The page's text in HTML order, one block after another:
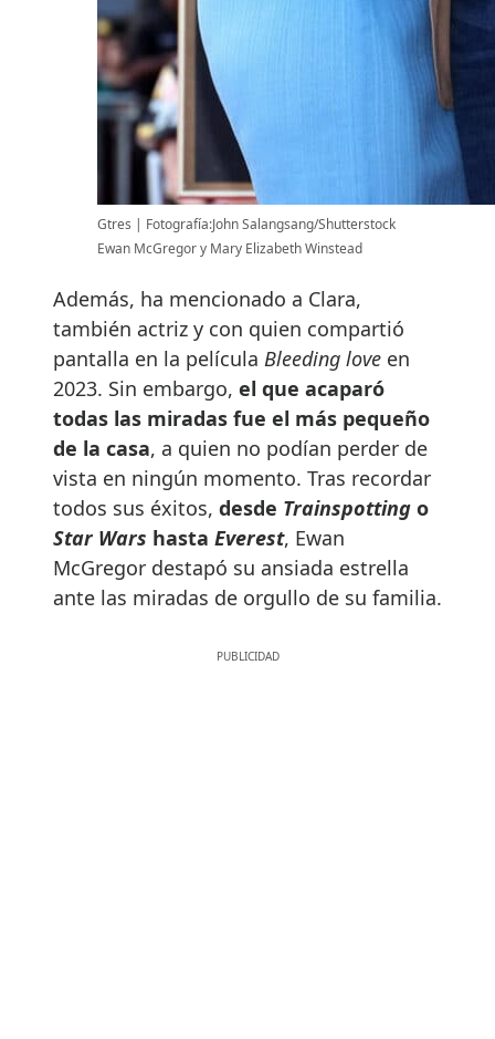
Gtres
Fotografía:John Salangsang/Shutterstock
Ewan McGregor y Mary Elizabeth Winstead
Además, ha mencionado a Clara,
también actriz y con quien compartió
pantalla en la película Bleeding love en
2023. Sin embargo, el que acaparó
todas las miradas fue el más pequeño
de la casa, a quien no podían perder de
vista en ningún momento. Tras recordar
todos sus éxitos, desde Trainspotting o
Star Wars hasta Everest, Ewan
McGregor destapó su ansiada estrella
ante las miradas de orgullo de su familia.